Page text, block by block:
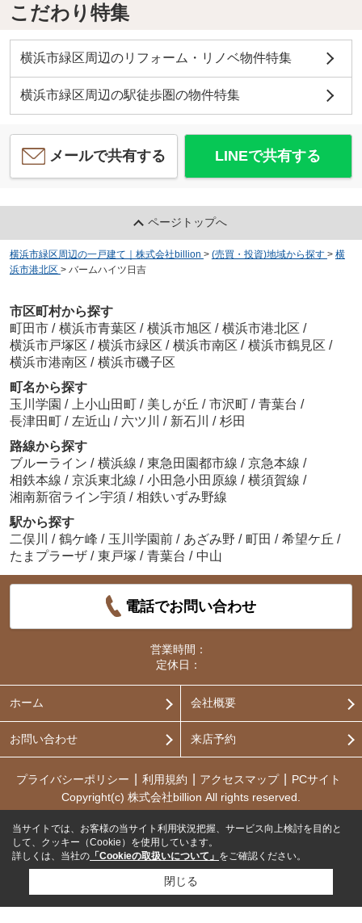
こだわり特集
横浜市緑区周辺のリフォーム・リノベ物件特集
横浜市緑区周辺の駅徒歩圏の物件特集
メールで共有する LINEで共有する
ページトップへ
横浜市緑区周辺の一戸建て｜株式会社billion > (売買・投資)地域から探す > 横
浜市港北区 > バームハイツ日吉
市区町村から探す
町田市 / 横浜市青葉区 / 横浜市旭区 / 横浜市港北区 /
横浜市戸塚区 / 横浜市緑区 / 横浜市南区 / 横浜市鶴見区 /
横浜市港南区 / 横浜市磯子区
町名から探す
玉川学園 / 上小山田町 / 美しが丘 / 市沢町 / 青葉台 /
長津田町 / 左近山 / 六ツ川 / 新石川 / 杉田
路線から探す
ブルーライン / 横浜線 / 東急田園都市線 / 京急本線 /
相鉄本線 / 京浜東北線 / 小田急小田原線 / 横須賀線 /
湘南新宿ライン宇須 / 相鉄いずみ野線
駅から探す
二俣川
/ 鶴ケ峰 / 玉川学園前 / あざみ野 / 町田 / 希望ケ丘 /
たまプラーザ / 東戸塚 / 青葉台 / 中山
電話でお問い合わせ
営業時間：
定休日：
ホーム 会社概要
お問い合わせ 来店予約
プライバシーポリシー 利用規約 アクセスマップ
PCサイト
Copyright(c) 株式会社billion All rights reserved.
当サイトでは、お客様の当サイト利用状況把握、サービス向上検討を目的と
して、クッキー（Cookie）を使用しています。
詳しくは、当社の 「Cookieの取扱いについて」 をご確認ください。
閉じる